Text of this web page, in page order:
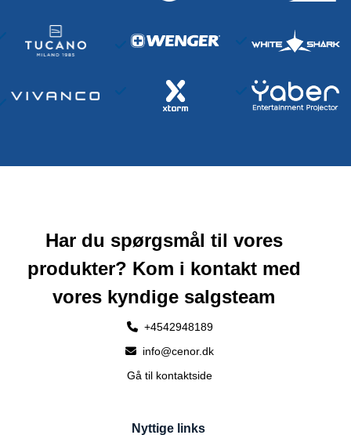
Har du spørgsmål til vores
produkter? Kom i kontakt med
vores kyndige salgsteam
+4542948189
info@cenor.dk
Gå til kontaktside
Nyttige links